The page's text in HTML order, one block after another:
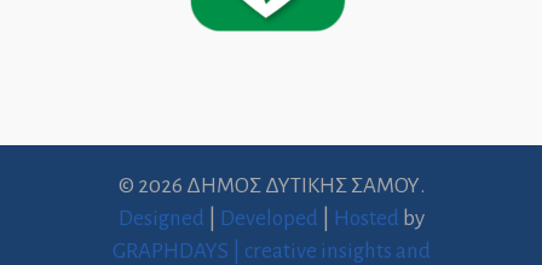
© 2026 ΔΗΜΟΣ ΔΥΤΙΚΗΣ ΣΑΜΟΥ.
Designed
Developed Hosted by
GRAPHDAYS | creative insights and